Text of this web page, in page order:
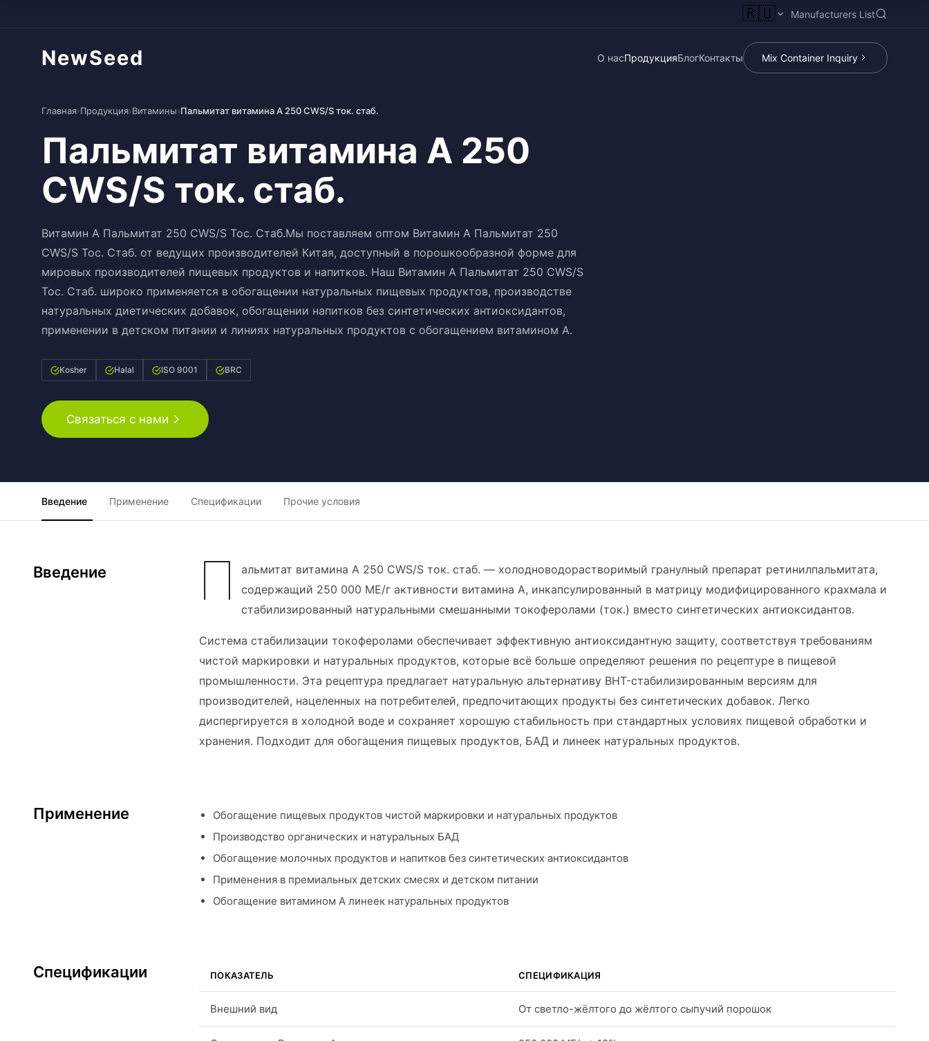
🇷🇺 Manufacturers List
NewSeed О насПродукцияБлогКонтакты Mix Container Inquiry
Главная›Продукция›Витамины›Пальмитат витамина A 250 CWS/S ток. стаб.
Пальмитат витамина A 250
CWS/S ток. стаб.
Витамин A Пальмитат 250 CWS/S Toc. Стаб.Мы поставляем оптом Витамин A Пальмитат 250
CWS/S Toc. Стаб. от ведущих производителей Китая, доступный в порошкообразной форме для
мировых производителей пищевых продуктов и напитков. Наш Витамин A Пальмитат 250 CWS/S
Toc. Стаб. широко применяется в обогащении натуральных пищевых продуктов, производстве
натуральных диетических добавок, обогащении напитков без синтетических антиоксидантов,
применении в детском питании и линиях натуральных продуктов с обогащением витамином A.
Kosher Halal ISO 9001 BRC
Связаться с нами
Введение Применение Спецификации Прочие условия
Введение П
альмитат витамина A 250 CWS/S ток. стаб. — холодноводорастворимый гранулный препарат ретинилпальмитата,
содержащий 250 000 МЕ/г активности витамина A, инкапсулированный в матрицу модифицированного крахмала и
стабилизированный натуральными смешанными токоферолами (ток.) вместо синтетических антиоксидантов.
Система стабилизации токоферолами обеспечивает эффективную антиоксидантную защиту, соответствуя требованиям
чистой маркировки и натуральных продуктов, которые всё больше определяют решения по рецептуре в пищевой
промышленности. Эта рецептура предлагает натуральную альтернативу BHT-стабилизированным версиям для
производителей, нацеленных на потребителей, предпочитающих продукты без синтетических добавок. Легко
диспергируется в холодной воде и сохраняет хорошую стабильность при стандартных условиях пищевой обработки и
хранения. Подходит для обогащения пищевых продуктов, БАД и линеек натуральных продуктов.
Применение
Обогащение пищевых продуктов чистой маркировки и натуральных продуктов
Производство органических и натуральных БАД
Обогащение молочных продуктов и напитков без синтетических антиоксидантов
Применения в премиальных детских смесях и детском питании
Обогащение витамином A линеек натуральных продуктов
Спецификации ПОКАЗАТЕЛЬ СПЕЦИФИКАЦИЯ
Внешний вид От светло-жёлтого до жёлтого сыпучий порошок